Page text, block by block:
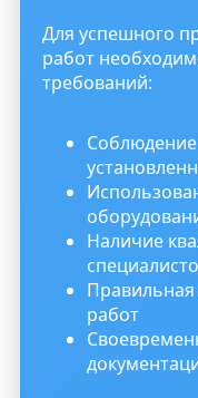
Для успешного
работ
требований:
Наличие
работ